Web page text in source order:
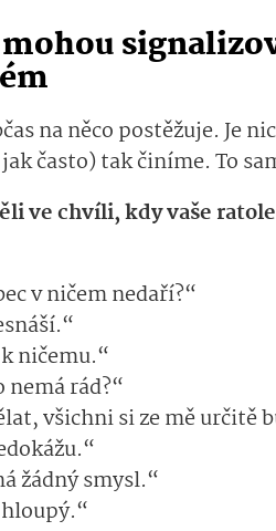
na něco postěžuje. Je
často) tak činíme. To
ve chvíli, kdy vaše
v ničem nedaří?“
ničemu.“
nemá rád?“
všichni si ze mě určitě
žádný smysl.“